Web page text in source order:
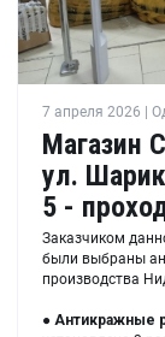
7 апреля 2026 |
Магазин
ул.
5 -
Заказчиком
были выбраны
производства
● Антикражные